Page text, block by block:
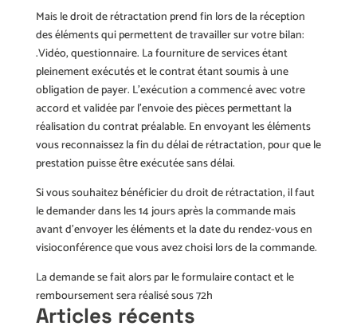
Mais le droit de rétractation prend fin lors de la réception
des éléments qui permettent de travailler sur votre bilan:
.Vidéo, questionnaire. La fourniture de services étant
pleinement exécutés et le contrat étant soumis à une
obligation de payer. L’exécution a commencé avec votre
accord et validée par l’envoie des pièces permettant la
réalisation du contrat préalable. En envoyant les éléments
vous reconnaissez la fin du délai de rétractation, pour que le
prestation puisse être exécutée sans délai.
Si vous souhaitez bénéficier du droit de rétractation, il faut
le demander dans les 14 jours après la commande mais
avant d’envoyer les éléments et la date du rendez-vous en
visioconférence que vous avez choisi lors de la commande.
La demande se fait alors par le formulaire contact et le
remboursement sera réalisé sous 72h
Articles récents